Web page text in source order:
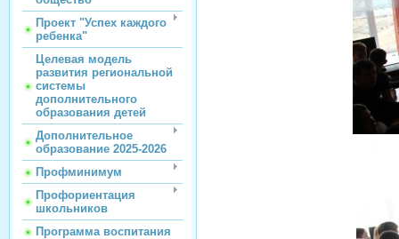
Проект "Успех каждого
ребенка"
Целевая модель
развития региональной
системы
дополнительного
образования детей
Дополнительное
образование 2025-2026
Профминимум
Профориентация
школьников
Программа воспитания